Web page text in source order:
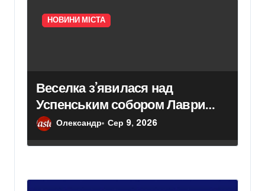
НОВИНИ МІСТА
Веселка з’явилася над
Успенським собором Лаври
після атаки дрона
Олександр Сер 9, 2026